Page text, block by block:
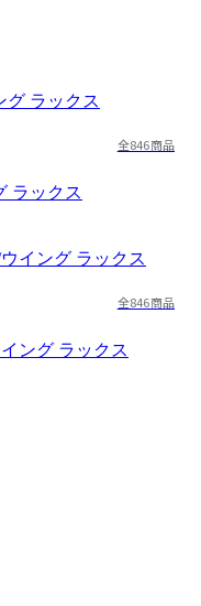
全846商品
ラックス
全846商品
ング ラックス